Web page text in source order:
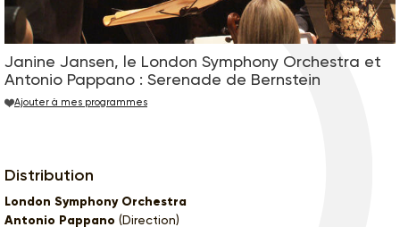
Janine Jansen, le London Symphony Orchestra et
Antonio Pappano : Serenade de Bernstein
Ajouter à mes programmes
Distribution
London Symphony Orchestra
Antonio Pappano (Direction)